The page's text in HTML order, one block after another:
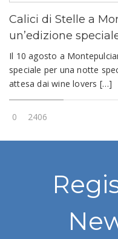
Calici di Stelle a
un’edizione
Il 10 agosto a
speciale per una notte
attesa dai wine lovers […]
0 2406